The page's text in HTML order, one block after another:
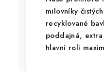
milovníky
recyklované
poddajná,
hlavní roli